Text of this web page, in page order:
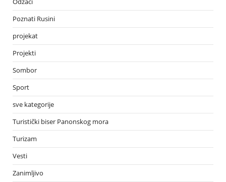
Poznati Rusini
projekat
Projekti
Sombor
Sport
sve kategorije
Turistički biser Panonskog mora
Turizam
Vesti
Zanimljivo